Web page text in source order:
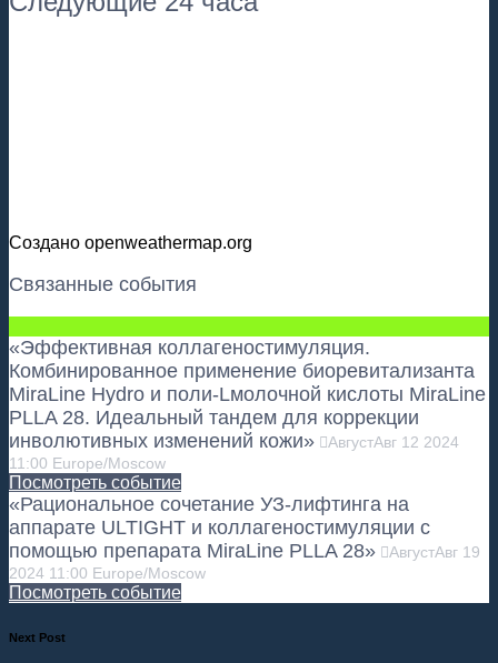
Создано openweathermap.org
Связанные события
«Эффективная коллагеностимуляция.
Комбинированное применение биоревитализанта
MiraLine Hydro и поли-Lмолочной кислоты MiraLine
PLLA 28. Идеальный тандем для коррекции
инволютивных изменений кожи»
АвгустАвг 12 2024
11:00 Europe/Moscow
Посмотреть событие
«Рациональное сочетание УЗ-лифтинга на
аппарате ULTIGHT и коллагеностимуляции с
помощью препарата MiraLine PLLA 28»
АвгустАвг 19
2024 11:00 Europe/Moscow
Посмотреть событие
Next Post